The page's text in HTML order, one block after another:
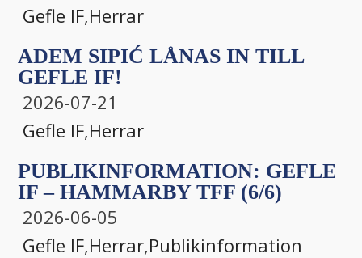
Gefle IF,Herrar
ADEM SIPIĆ LÅNAS IN TILL
GEFLE IF!
2026-07-21
Gefle IF,Herrar
PUBLIKINFORMATION: GEFLE
IF – HAMMARBY TFF (6/6)
2026-06-05
Gefle IF,Herrar,Publikinformation